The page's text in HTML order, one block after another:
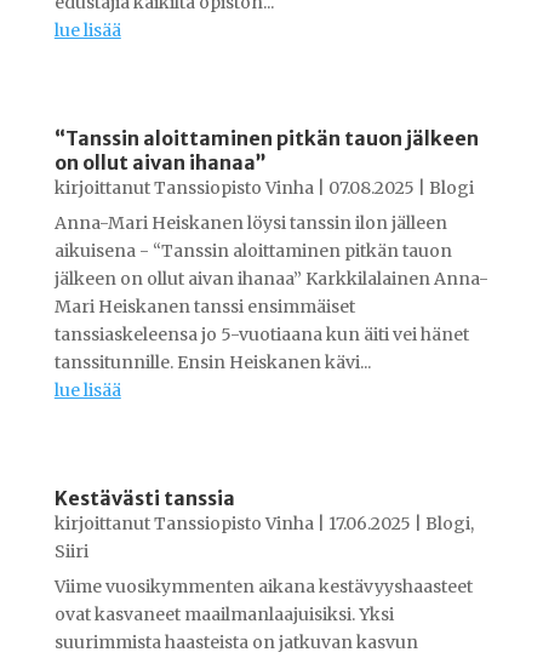
lue lisää
“Tanssin aloittaminen pitkän tauon jälkeen
on ollut aivan ihanaa”
kirjoittanutTanssiopisto Vinha| 07.08.2025
Blogi
Anna-Mari Heiskanen löysi tanssin ilon jälleen
aikuisena - “Tanssin aloittaminen pitkän tauon
jälkeen on ollut aivan ihanaa” Karkkilalainen Anna-
Mari Heiskanen tanssi ensimmäiset
tanssiaskeleensa jo 5-vuotiaana kun äiti vei hänet
tanssitunnille. Ensin Heiskanen kävi...
lue lisää
Kestävästi tanssia
kirjoittanutTanssiopisto Vinha| 17.06.2025 Blogi,
Siiri
Viime vuosikymmenten aikana kestävyyshaasteet
ovat kasvaneet maailmanlaajuisiksi. Yksi
suurimmista haasteista on jatkuvan kasvun